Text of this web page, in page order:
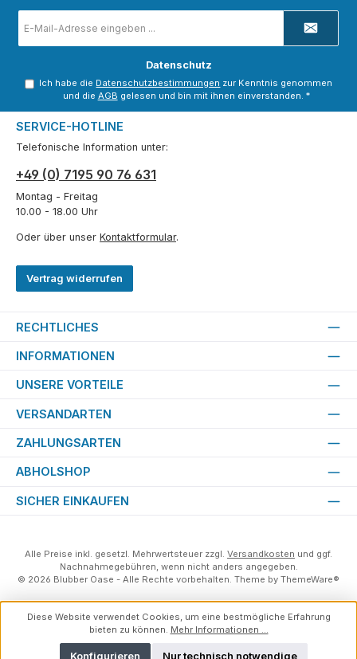
Mail-
Adresse
Datenschutz
Ich habe die Datenschutzbestimmungen zur Kenntnis genommen
und die AGB gelesen und bin mit ihnen einverstanden. *
SERVICE-HOTLINE
Telefonische Information unter:
+49 (0) 7195 90 76 631
Montag - Freitag
10.00 - 18.00 Uhr
Oder über unser Kontaktformular.
Vertrag widerrufen
RECHTLICHES
INFORMATIONEN
UNSERE VORTEILE
VERSANDARTEN
ZAHLUNGSARTEN
ABHOLSHOP
SICHER EINKAUFEN
Alle Preise inkl. gesetzl. Mehrwertsteuer zzgl. Versandkosten und ggf.
Nachnahmegebühren, wenn nicht anders angegeben.
© 2026 Blubber Oase - Alle Rechte vorbehalten. Theme by ThemeWare®
Diese Website verwendet Cookies, um eine bestmögliche Erfahrung
bieten zu können. Mehr Informationen ...
Nur technisch notwendige
Konfigurieren